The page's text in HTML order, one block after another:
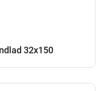
32x150